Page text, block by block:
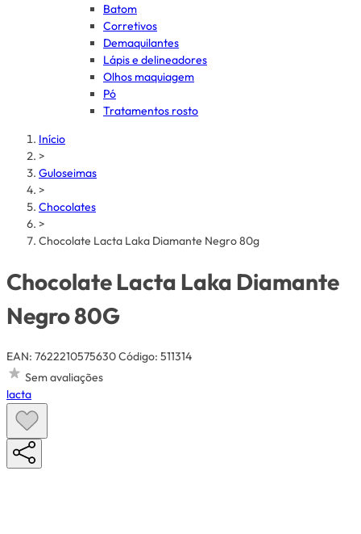
Batom
Corretivos
Demaquilantes
Lápis e delineadores
Olhos maquiagem
Pó
Tratamentos rosto
Início
>
Guloseimas
>
Chocolates
>
Chocolate Lacta Laka Diamante Negro 80g
Chocolate Lacta Laka Diamante
Negro 80G
EAN: 7622210575630Código: 511314
Sem avaliações
lacta